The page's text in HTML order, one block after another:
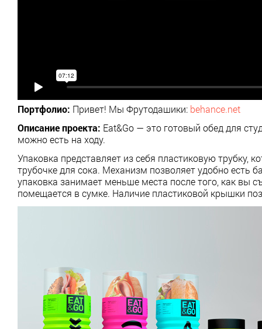
Портфолио: Привет! Мы Фрутодашики: behance.net
Описание проекта: Eat&Go — это готовый обед для
можно есть на ходу.
Упаковка представляет из себя пластиковую
трубочке для сока. Механизм позволяет удобно есть
упаковка занимает меньше места после того, как вы
помещается в сумке. Наличие пластиковой крышки